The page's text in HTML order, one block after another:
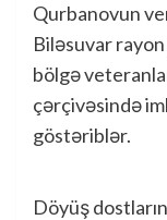
Qurbanovun
Biləsuvar
bölgə
çərçivəsində
göstəriblər.
Döyüş